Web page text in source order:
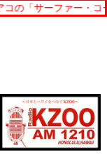
「サーファー・コー